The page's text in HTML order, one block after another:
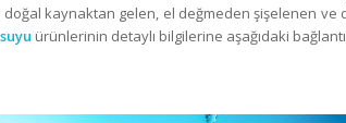
doğal kaynaktan gelen, el değmeden şişelenen
ürünlerinin detaylı bilgilerine aşağıdaki